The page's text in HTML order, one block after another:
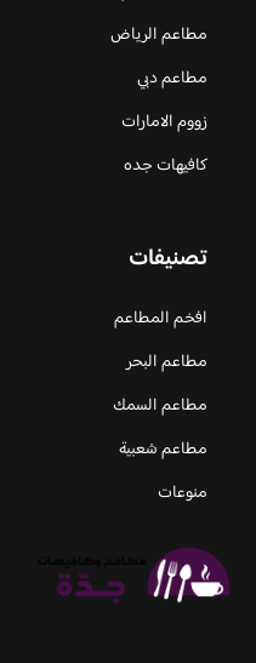
مطاعم الرياض
مطاعم دبي
زووم الامارات
كافيهات جده
تصنيفات
افخم المطاعم
مطاعم البحر
مطاعم السمك
مطاعم شعبية
منوعات